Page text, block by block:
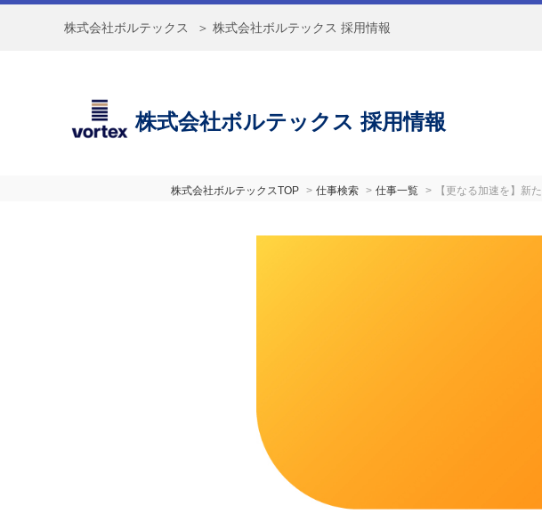
株式会社ボルテックス ＞ 株式会社ボルテックス 採用情報
株式会社ボルテックス 採用情報
株式会社ボルテックスTOP 仕事検索 仕事一覧 【更なる加速を】新